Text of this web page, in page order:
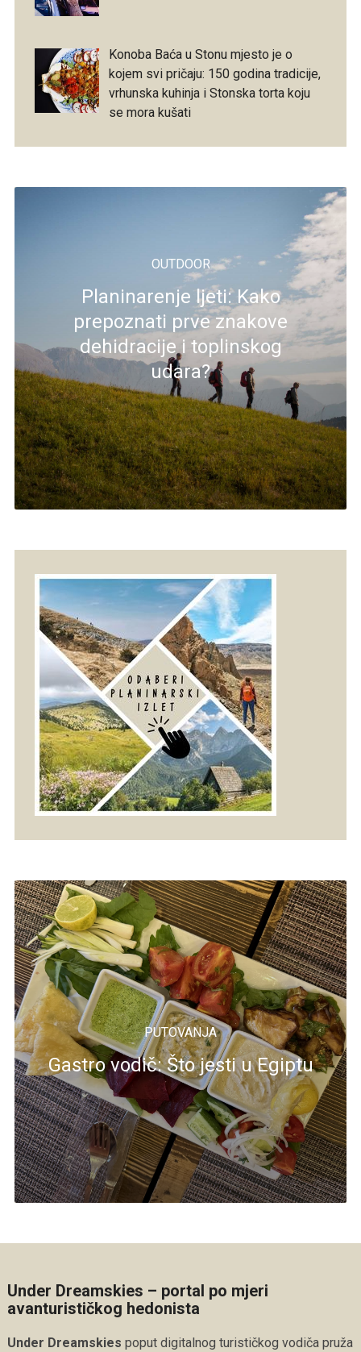
Konoba Baća u Stonu mjesto je o
kojem svi pričaju: 150 godina tradicije,
vrhunska kuhinja i Stonska torta koju
se mora kušati
OUTDOOR
Planinarenje ljeti: Kako
prepoznati prve znakove
dehidracije i toplinskog
udara?
PUTOVANJA
Gastro vodič: Što jesti u Egiptu
Under Dreamskies – portal po mjeri
avanturističkog hedonista
Under Dreamskies poput digitalnog turističkog vodiča pruža